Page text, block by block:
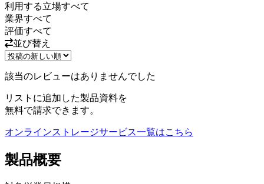
利用する立場すべて
業界すべて
評価すべて
並び替え
該当のレビューはありませんでした
リストに追加した製品資料を
無料で請求できます。
オンラインストレージサービス一覧はこちら
製品概要